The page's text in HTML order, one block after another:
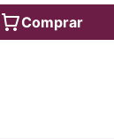
Comprar